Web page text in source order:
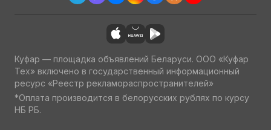
Куфар — площадка объявлений Беларуси. ООО «Куфар
Тех» включено в государственный информационный
ресурс «Реестр рекламораспространителей»
*Оплата производится в белорусских рублях по курсу
НБ РБ.